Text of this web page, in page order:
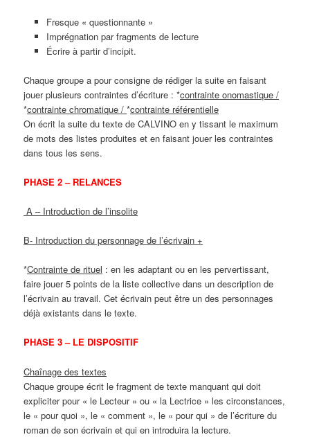
Fresque « questionnante »
Imprégnation par fragments de lecture
Écrire à partir d’incipit.
Chaque groupe a pour consigne de rédiger la suite en faisant
jouer plusieurs contraintes d’écriture : *contrainte onomastique /
*contrainte chromatique /*contrainte référentielle
On écrit la suite du texte de CALVINO en y tissant le maximum
de mots des listes produites et en faisant jouer les contraintes
dans tous les sens.
PHASE 2 – RELANCES
A – Introduction de l’insolite
B- Introduction du personnage de l’écrivain +
*Contrainte de rituel : en les adaptant ou en les pervertissant,
faire jouer 5 points de la liste collective dans un description de
l’écrivain au travail. Cet écrivain peut être un des personnages
déjà existants dans le texte.
PHASE 3 – LE DISPOSITIF
Chaînage des textes
Chaque groupe écrit le fragment de texte manquant qui doit
expliciter pour « le Lecteur » ou « la Lectrice » les circonstances,
le « pour quoi », le « comment », le « pour qui » de l’écriture du
roman de son écrivain et qui en introduira la lecture.